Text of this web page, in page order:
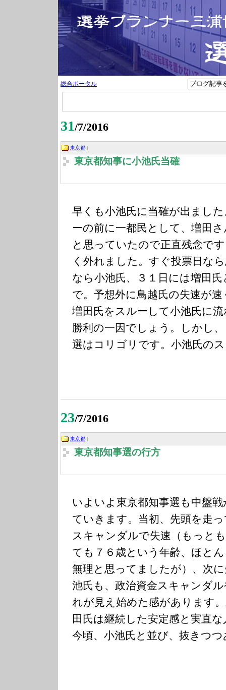
総合ポータル
31/7/2016
東京都 |
東京都知事に小池氏当確
早くも小池氏に当確が出まし
ーの前に一都民として、増田
と思っていたので正直残念で
く外れました。すぐ投票日な
なら小池氏、３１日には増田
で。予想外に鳥越氏の失速が速
増田氏をスルーして小池氏に
勝利の一因でしょう。しかし
選はコリゴリです。小池氏の
23/7/2016
東京都
東京都知事選の行方
いよいよ東京都知事選も中盤
ていきます。当初、先頭を走
スキャンダルで失速（もっと
ても７６歳という年齢、ほと
無理と思ってましたが）、次
池氏も、政治資金スキャンダ
れが見え始めた感があります
田氏は継続した安定感と実直
今頃、小池氏と並び、抜きつ